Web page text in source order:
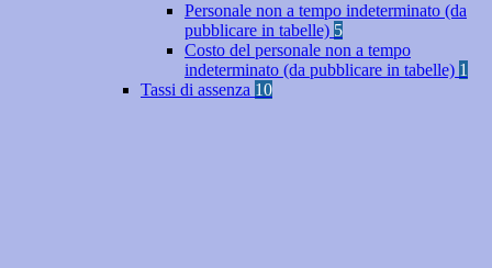
Personale non a tempo indeterminato (da
pubblicare in tabelle) 5
Costo del personale non a tempo
indeterminato (da pubblicare in tabelle) 1
Tassi di assenza 10